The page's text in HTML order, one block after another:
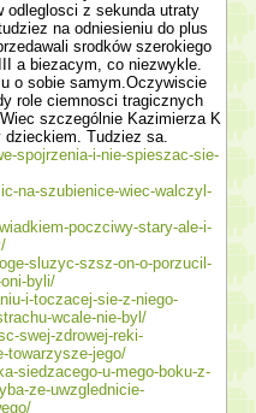
odleglos­ci z sekunda utraty
na odniesieniu do plus
srod­ków szerokiego
a biezacym, co niezwykle.
o sobie samym.Oczywiscie
role ciemnosci tragicznych
szczegól­nie Kazimierza K
Tudziez sa.
spojrzenia-i-nie-spieszac-sie-
na-szubienice-wiec-walczyl-
poczciwy-stary-ale-i-
sluzyc-szsz-on-o-porzucil-
byli/
i-toczacej-sie-z-niego-
wcale-nie-byl/
swej-zdrowej-reki-
towarzysze-jego/
siedzacego-u-mego-boku-z-
ze-uwzglednicie-